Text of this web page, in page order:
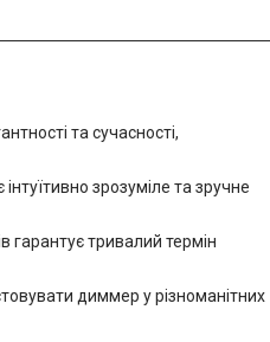
та сучасності,
зрозуміле та зручне
гарантує тривалий термін
диммер у різноманітних